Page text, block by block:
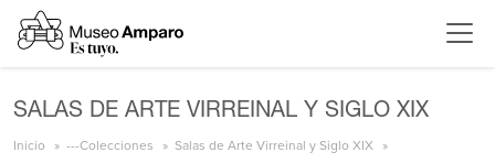
SALAS DE ARTE VIRREINAL Y SIGLO XIX
Inicio ---Colecciones Salas de Arte Virreinal y Siglo XIX